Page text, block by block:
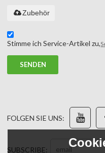
Zubehör
Stimme ich Service-Artikel zu,
SENDEN
FOLGEN SIE UNS:
SUBSCRIBE: